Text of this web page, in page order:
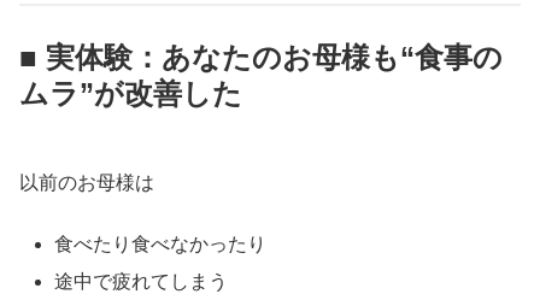
■ 実体験：あなたのお母様も“食事の
ムラ”が改善した
以前のお母様は
食べたり食べなかったり
途中で疲れてしまう